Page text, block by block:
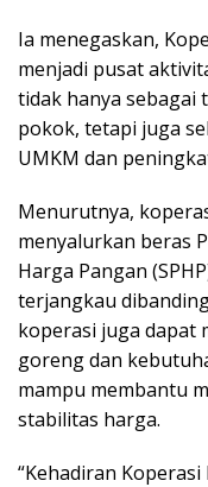
Ia menegaskan,
menjadi pusat
tidak hanya
pokok, tetapi juga
UMKM dan
Menurutnya,
menyalurkan beras
Harga Pangan
terjangkau
koperasi juga dapat
goreng dan
mampu membantu
stabilitas harga.
“Kehadiran